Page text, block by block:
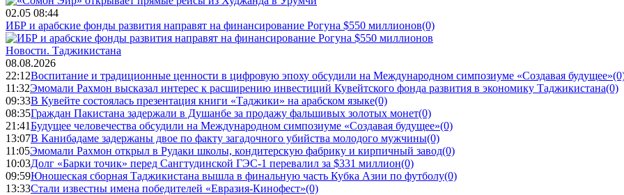
02.05 08:44
ИБР и арабские фонды развития направят на финансирование Рогуна $550 миллионов(0)
Новости. Таджикистана
08.08.2026
22:12Воспитание и традиционные ценности в цифровую эпоху обсудили на Международном симпозиуме «Создавая будущее»
11:32Эмомали Рахмон высказал интерес к расширению инвестиций Кувейтского фонда развития в экономику Таджикистана(0)
09:33В Кувейте состоялась презентация книги «Таджики» на арабском языке(0)
08:35Граждан Пакистана задержали в Душанбе за продажу фальшивых золотых монет(0)
21:41Будущее человечества обсудили на Международном симпозиуме «Создавая будущее»(0)
13:07В Канибадаме задержаны двое по факту загадочного убийства молодого мужчины(0)
11:05Эмомали Рахмон открыл в Рудаки школы, кондитерскую фабрику и кирпичный завод(0)
10:03Долг «Барки точик» перед Сангтудинской ГЭС-1 перевалил за $331 миллион(0)
09:59Юношеская сборная Таджикистана вышла в финальную часть Кубка Азии по футболу(0)
13:33Стали известны имена победителей «Евразия-Кинофест»(0)